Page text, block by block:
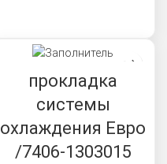
прокладка
системы
охлаждения Евро
/7406-1303015